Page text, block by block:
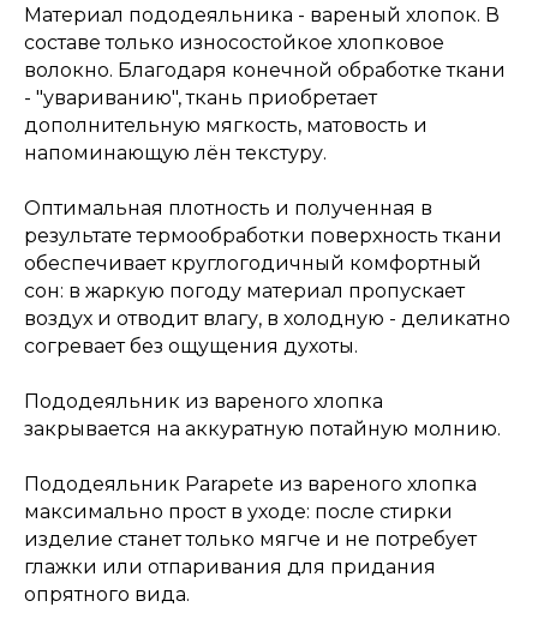
Материал пододеяльника - вареный хлопок. В
составе только износостойкое хлопковое
волокно. Благодаря конечной обработке ткани
- "увариванию", ткань приобретает
дополнительную мягкость, матовость и
напоминающую лён текстуру.
Оптимальная плотность и полученная в
результате термообработки поверхность ткани
обеспечивает круглогодичный комфортный
сон: в жаркую погоду материал пропускает
воздух и отводит влагу, в холодную - деликатно
согревает без ощущения духоты.
Пододеяльник из вареного хлопка
закрывается на аккуратную потайную молнию.
Пододеяльник Parapete из вареного хлопка
максимально прост в уходе: после стирки
изделие станет только мягче и не потребует
глажки или отпаривания для придания
опрятного вида.